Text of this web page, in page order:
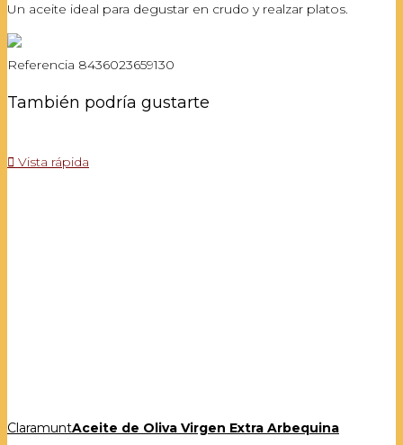
Un aceite ideal para degustar en crudo y realzar platos.
Referencia 8436023659130
También podría gustarte
 Vista rápida
ClaramuntAceite de Oliva Virgen Extra Arbequina